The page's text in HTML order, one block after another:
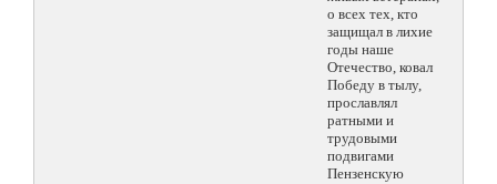
о всех тех, кто
защищал в лихие
годы наше
Отечество, ковал
Победу в тылу,
прославлял
ратными и
трудовыми
подвигами
Пензенскую